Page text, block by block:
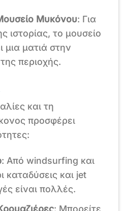
Μυκόνου: Για
ιστορίας, το μουσείο
μια ματιά στην
περιοχής.
και τη
προσφέρει
: Από windsurfing και
καταδύσεις και jet
είναι πολλές.
: Μπορείτε